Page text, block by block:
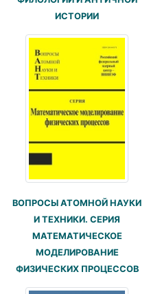
ИСТОРИИ
ВОПРОСЫ АТОМНОЙ НАУКИ
И ТЕХНИКИ. СЕРИЯ
МАТЕМАТИЧЕСКОЕ
МОДЕЛИРОВАНИЕ
ФИЗИЧЕСКИХ ПРОЦЕССОВ